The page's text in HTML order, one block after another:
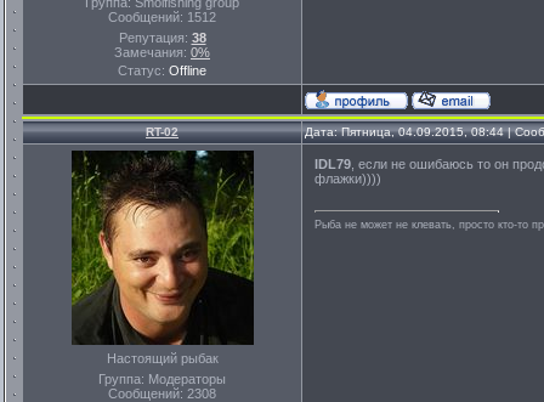
Сообщений: 1512
Репутация: 38
Замечания: 0%
Статус: Offline
RT-02 Дата: Пятница, 04.09.2015, 08:44 |
Настоящий рыбак
Группа: Модераторы
Сообщений: 2308
IDL79 , если не ошибаюсь то он
флажки))))
Рыба не может не клевать, просто кто-то